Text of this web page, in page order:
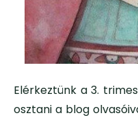
Elérkeztünk a 3.
osztani a blog